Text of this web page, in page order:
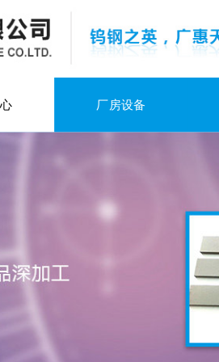
厂房设备